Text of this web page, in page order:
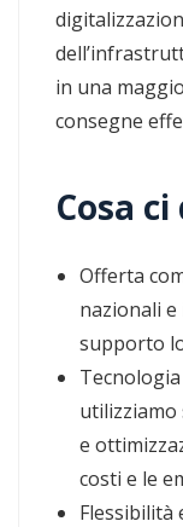
in una
consegne
Cosa
Offerta
nazionali
supporto
e
costi e le
Flessibilità